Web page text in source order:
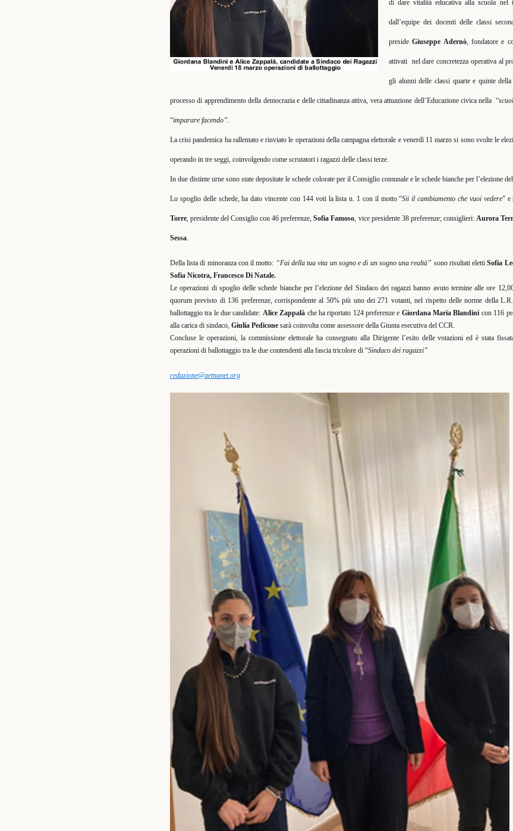
di dare vitalità educativa alla scuola nel
dall’equipe dei docenti delle classi
presideGiuseppe Adernò, fondatore e
attivati nel dare concretezza operativa al
gli alunni delle classi quarte e quinte
processo di apprendimento della democrazia e delle cittadinanza attiva, vera attuazione dell’Educazione civica nella “
“imparare facendo”.
La crisi pandemica ha rallentato e rinviato le operazioni della campagna elettorale e venerdì 11 marzo si sono svolte le
operando in tre seggi, coinvolgendo come scrutatori i ragazzi delle classi terze.
In due distinte urne sono state depositate le schede colorate per il Consiglio comunale e le schede bianche per l’elezione
Lo spoglio delle schede, ha dato vincente con 144 voti la lista n. 1 con il motto “Sii il cambiamento che vuoi vedere” e
Torre, presidente del Consiglio con 46 preferenze,Sofia Famoso, vice presidente 38 preferenze; consiglieri: Aurora
Sessa.
Della lista di minoranza con il motto: “Fai della tua vita un sogno e di un sogno una realtà” sono risultati elettiSofia
Sofia Nicotra, Francesco Di Natale.
Le operazioni di spoglio delle schede bianche per l’elezione del Sindaco dei ragazzi hanno avuto termine alle ore
quorum previsto di 136 preferenze, corrispondente al 50% più uno dei 271 votanti, nel rispetto delle norme della
ballottaggio tra le due candidate: Alice Zappalà che ha riportato 124 preferenze e Giordana Maria Blandini con 116
alla carica di sindaco, Giulia Pedicone sarà coinvolta come assessore della Giunta esecutiva del CCR.
Concluse le operazioni, la commissione elettorale ha consegnato alla Dirigente l’esito delle votazioni ed è stata
operazioni di ballottaggio tra le due contendenti alla fascia tricolore di “Sindaco dei ragazzi”
redazione@aetnanet.org